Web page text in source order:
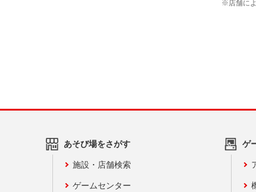
あそび場をさがす
施設・店舗検索
ゲームセンター
ゲ